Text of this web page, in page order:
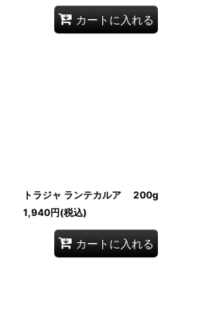
カートに入れる
トラジャ ランテカルア 200g
1,940円(税込)
カートに入れる